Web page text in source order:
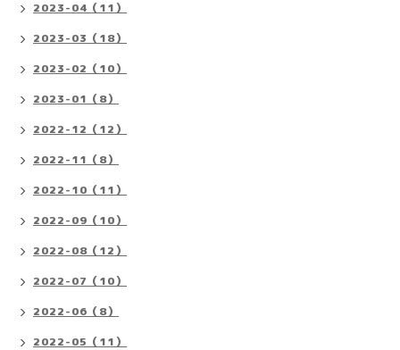
2023-04（11）
2023-03（18）
2023-02（10）
2023-01（8）
2022-12（12）
2022-11（8）
2022-10（11）
2022-09（10）
2022-08（12）
2022-07（10）
2022-06（8）
2022-05（11）